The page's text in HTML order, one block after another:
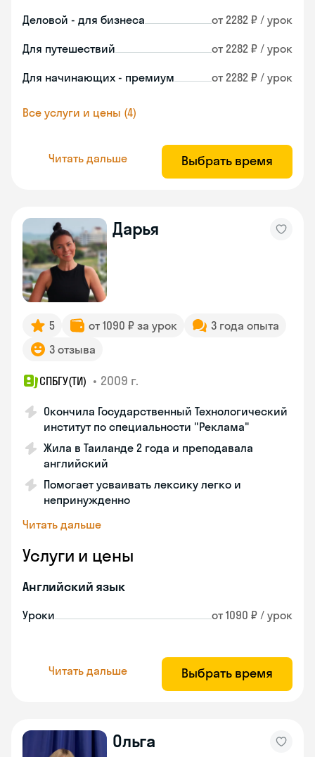
Деловой - для бизнеса от 2282 ₽ / урок
Для путешествий от 2282 ₽ / урок
Для начинающих - премиум от 2282 ₽ / урок
Все услуги и цены (4)
Читать дальше Выбрать время
Дарья
5 от 1090 ₽ за урок
3 года опыта
3 отзыва
СПБГУ(ТИ) • 2009 г.
Окончила Государственный Технологический
институт по специальности "Реклама"
Жила в Таиланде 2 года и преподавала
английский
Помогает усваивать лексику легко и
непринужденно
Читать дальше
Услуги и цены
Английский язык
Уроки от 1090 ₽ / урок
Читать дальше Выбрать время
Ольга